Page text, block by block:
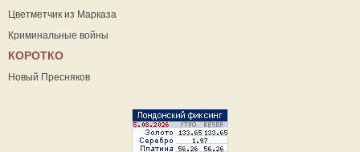
Цветметчик из Марказа
Криминальные войны
КОРОТКО
Новый Пресняков